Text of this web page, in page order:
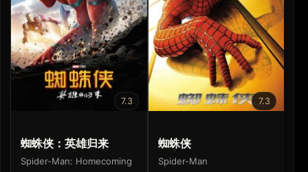
7.3
蜘蛛侠：英雄归来
Spider-Man: Homecoming
7.3
蜘蛛侠
Spider-Man